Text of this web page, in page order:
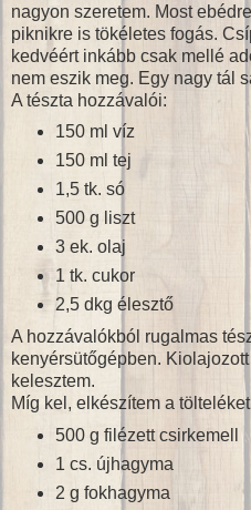
nagyon szeretem. Most
piknikre is tökéletes fogás.
kedvéért inkább csak mellé
nem eszik meg. Egy nagy tál
A tészta hozzávalói:
150 ml víz
150 ml tej
1,5 tk. só
500 g liszt
3 ek. olaj
1 tk. cukor
2,5 dkg élesztő
A hozzávalókból rugalmas
kenyérsütőgépben.
kelesztem.
Míg kel, elkészítem a
500 g filézett csirkemell
1 cs. újhagyma
2 g fokhagyma